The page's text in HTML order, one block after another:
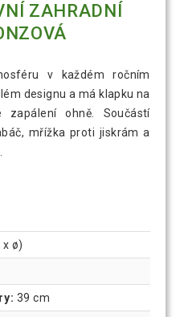
ZAHRADNÍ
v každém ročním
designu a má klapku na
ohně. Součástí
mřížka proti jiskrám a
ø)
39 cm